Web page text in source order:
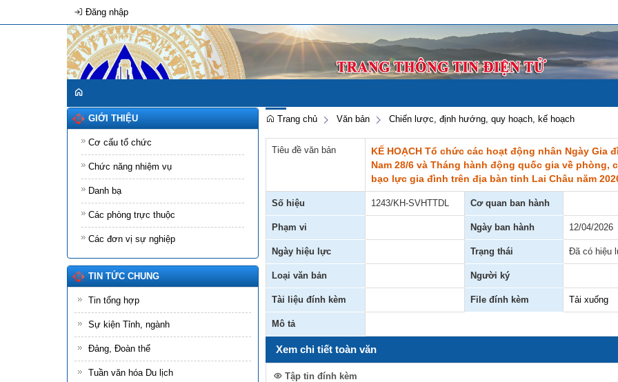
Đăng nhập
GIỚI THIỆU
Cơ cấu tổ chức
Chức năng nhiệm vụ
Danh bạ
Các phòng trực thuộc
Các đơn vị sự nghiệp
TIN TỨC CHUNG
Tin tổng hợp
Sự kiện Tỉnh, ngành
Đảng, Đoàn thể
Tuần văn hóa Du lịch
Trang chủ Văn bản Chiến lược, định hướng, quy hoạch, kế hoạch
Tiêu đề văn bản
KẾ HOẠCH Tổ chức các hoạt động nhân Ngày Gia
Nam 28/6 và Tháng hành động quốc gia về phòng,
bạo lực gia đình trên địa bàn tỉnh Lai Châu năm
Số hiệu 1243/KH-SVHTTDL Cơ quan ban hành
Phạm vi Ngày ban hành 12/04/2026
Ngày hiệu lực Trạng thái Đã có hiệu
Loại văn bản Người ký
Tài liệu đính kèm File đính kèm Tải xuống
Mô tả
Xem chi tiết toàn văn
Tập tin đính kèm